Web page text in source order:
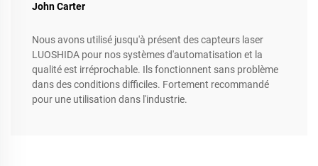
John Carter
Nous avons utilisé jusqu'à présent des capteurs laser
LUOSHIDA pour nos systèmes d'automatisation et la
qualité est irréprochable. Ils fonctionnent sans problème
dans des conditions difficiles. Fortement recommandé
pour une utilisation dans l'industrie.